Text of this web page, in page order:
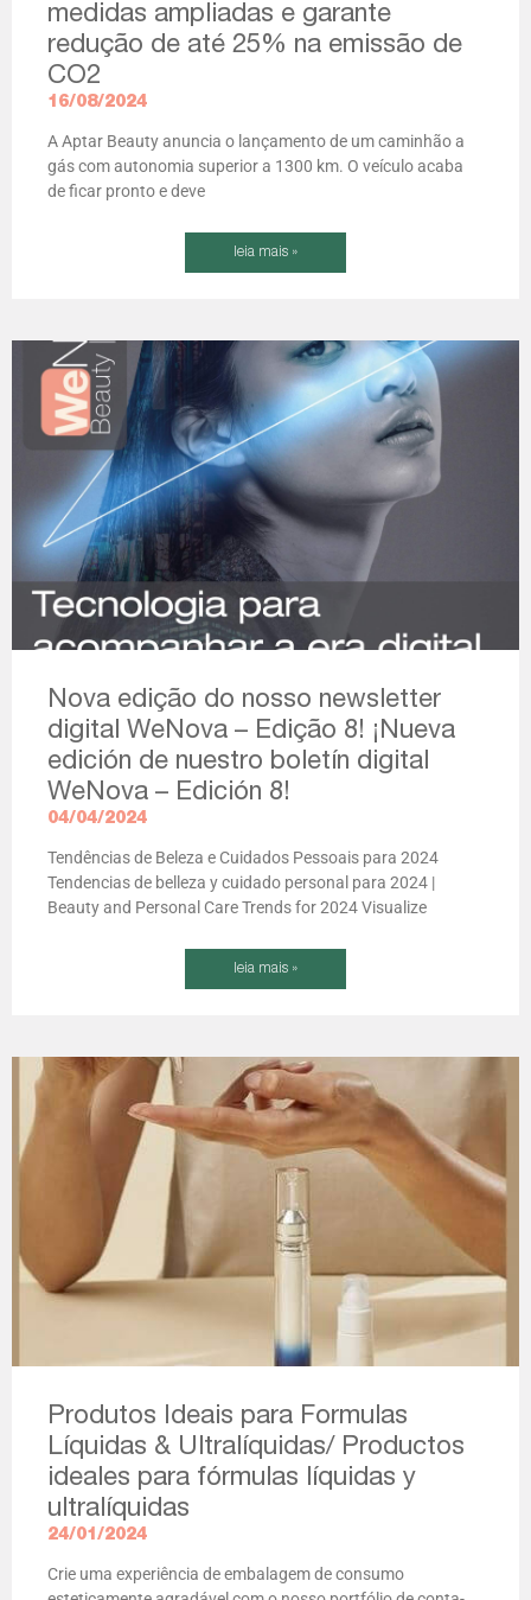
medidas ampliadas e garante
redução de até 25% na emissão de
CO2
16/08/2024
A Aptar Beauty anuncia o lançamento de um caminhão a
gás com autonomia superior a 1300 km. O veículo acaba
de ficar pronto e deve
leia mais »
Nova edição do nosso newsletter
digital WeNova – Edição 8! ¡Nueva
edición de nuestro boletín digital
WeNova – Edición 8!
04/04/2024
Tendências de Beleza e Cuidados Pessoais para 2024
Tendencias de belleza y cuidado personal para 2024 |
Beauty and Personal Care Trends for 2024 Visualize
leia mais »
Produtos Ideais para Formulas
Líquidas & Ultralíquidas/ Productos
ideales para fórmulas líquidas y
ultralíquidas
24/01/2024
Crie uma experiência de embalagem de consumo